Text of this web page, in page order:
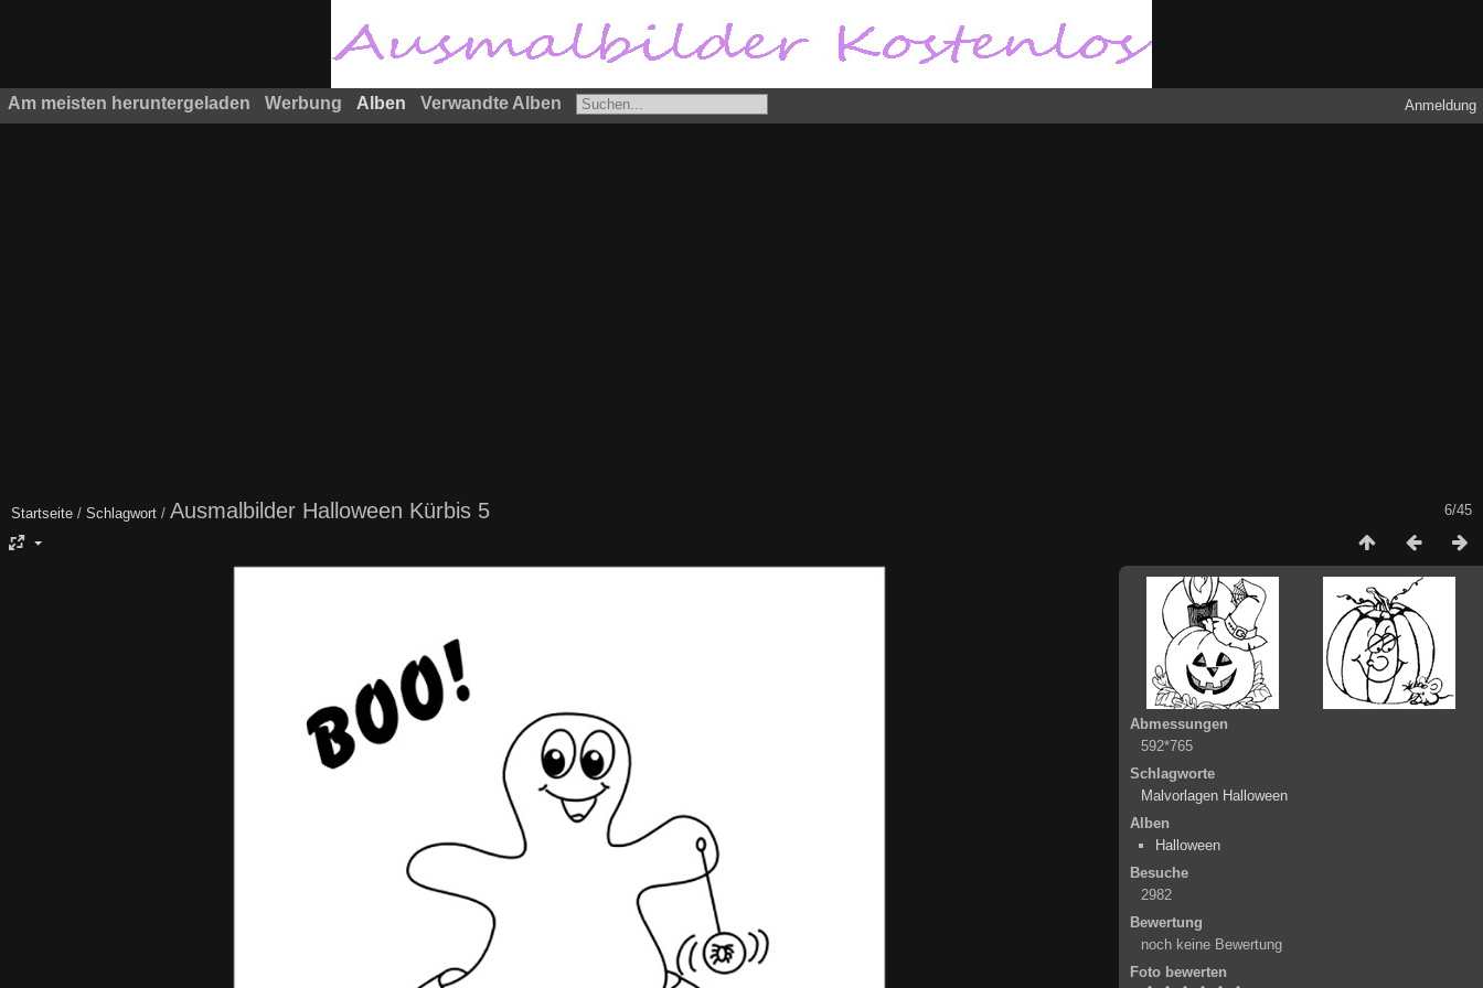
Am meisten heruntergeladen Werbung Alben Verwandte Alben Anmeldung
6/45
Startseite / Schlagwort / Ausmalbilder Halloween Kürbis 5
Abmessungen
592*765
Schlagworte
Malvorlagen Halloween
Alben
Halloween
Besuche
2982
Bewertung
noch keine Bewertung
Foto bewerten